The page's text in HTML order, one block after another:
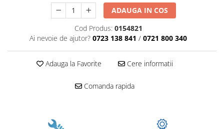
Structura acoperis plat
IBC Top Fix 200
K2-Systems GmbH
Accesorii
Conectica IEC
ADAUGA IN COS
Cod Produs: 0154821
Ai nevoie de ajutor? 0723 138 841 / 0721 800 340
Adauga la Favorite Cere informatii
Comanda rapida